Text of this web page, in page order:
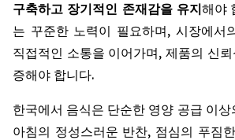
구축하고 장기적인 존재감을 유지해야
는 꾸준한 노력이 필요하며, 시장에서
직접적인 소통을 이어가며, 제품의 신
증해야 합니다.
한국에서 음식은 단순한 영양 공급 이
아침의 정성스러운 반찬, 점심의 푸짐